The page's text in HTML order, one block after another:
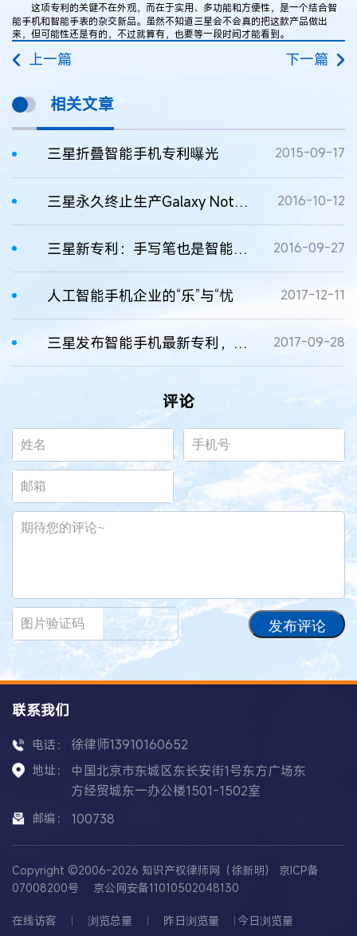
这项专利的关键不在外观，而在于实用、多功能和方便性，是一个结合智
能手机和智能手表的杂交新品。虽然不知道三星会不会真的把这款产品做出
来，但可能性还是有的，不过就算有，也要等一段时间才能看到。
上一篇 下一篇
相关文章
三星折叠智能手机专利曝光 2015-09-17
三星永久终止生产Galaxy Note7智能手机 2016-10-12
三星新专利：手写笔也是智能手机扬声器 2016-09-27
人工智能手机企业的“乐”与“忧 2017-12-11
三星发布智能手机最新专利，关于无线充电技术 2017-09-28
评论
发布评论
联系我们
电话： 徐律师13910160652
地址：
中国北京市东城区东长安街1号东方广场东
方经贸城东一办公楼1501-1502室
邮编： 100738
Copyright ©2006-2026 知识产权律师网（徐新明） 京ICP备
07008200号
京公网安备11010502048130
在线访客 浏览总量 昨日浏览量 今日浏览量